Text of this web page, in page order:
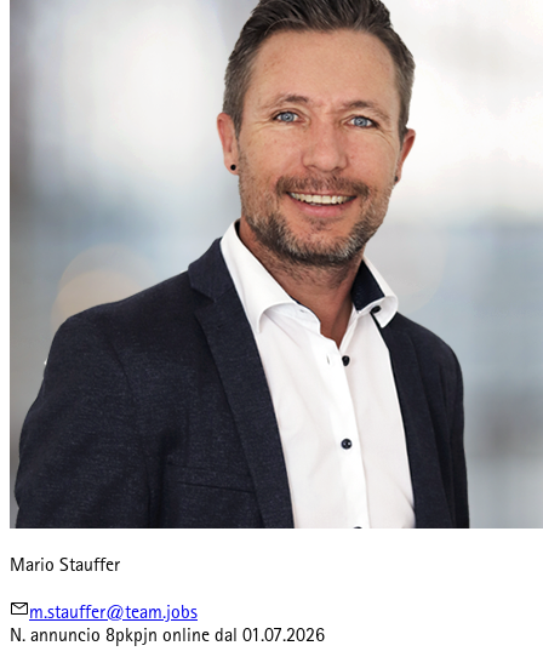
Mario Stauffer
m.stauffer@team.jobs
N. annuncio 8pkpjn online dal 01.07.2026